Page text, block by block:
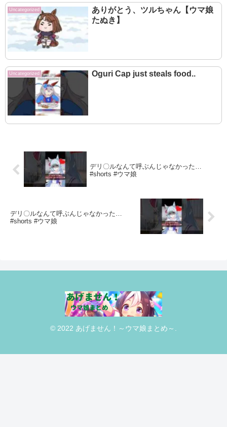
Uncategorized
ありがとう、ツルちゃん【ウマ娘
たぬき】
Uncategorized Oguri Cap just steals food..
デリ〇ルなんて呼ぶんじゃなかった…
#shorts #ウマ娘
デリ〇ルなんて呼ぶんじゃなかった…
#shorts #ウマ娘
© 2022 あげません！～ウマ娘まとめ～.